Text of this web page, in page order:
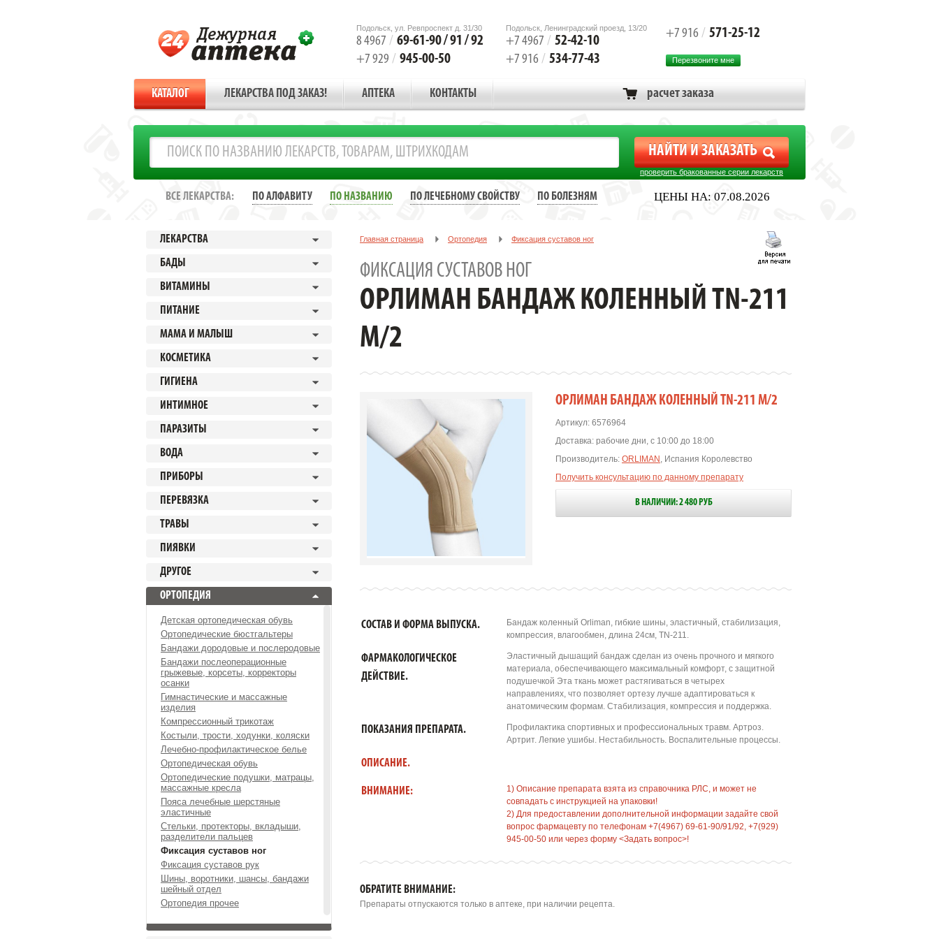
Подольск, ул. Ревпроспект д. 31/30
8 4967 / 69-61-90 / 91 / 92
+7 929 / 945-00-50
Подольск, Ленинградский проезд, 13/20
+7 4967 / 52-42-10
+7 916 / 534-77-43
+7 916 / 571-25-12
Перезвоните мне
КАТАЛОГ ЛЕКАРСТВА ПОД ЗАКАЗ! АПТЕКА КОНТАКТЫ расчет заказа
проверить бракованные серии лекарств
ЦЕНЫ НА: 07.08.2026
ВСЕ ЛЕКАРСТВА: ПО АЛФАВИТУ ПО НАЗВАНИЮ ПО ЛЕЧЕБНОМУ СВОЙСТВУ ПО БОЛЕЗНЯМ
ЛЕКАРСТВА
БАДЫ
ВИТАМИНЫ
ПИТАНИЕ
МАМА И МАЛЫШ
КОСМЕТИКА
ГИГИЕНА
ИНТИМНОЕ
ПАРАЗИТЫ
ВОДА
ПРИБОРЫ
ПЕРЕВЯЗКА
ТРАВЫ
ПИЯВКИ
ДРУГОЕ
ОРТОПЕДИЯ
Детская ортопедическая обувь
Ортопедические бюстгальтеры
Бандажи дородовые и послеродовые
Бандажи послеоперационные
грыжевые, корсеты, корректоры
осанки
Гимнастические и массажные
изделия
Компрессионный трикотаж
Костыли, трости, ходунки, коляски
Лечебно-профилактическое белье
Ортопедическая обувь
Ортопедические подушки, матрацы,
массажные кресла
Пояса лечебные шерстяные
эластичные
Стельки, протекторы, вкладыши,
разделители пальцев
Фиксация суставов ног
Фиксация суставов рук
Шины, воротники, шансы, бандажи
шейный отдел
Ортопедия прочее
Главная страница Ортопедия Фиксация суставов ног
ФИКСАЦИЯ СУСТАВОВ НОГ
ОРЛИМАН БАНДАЖ КОЛЕННЫЙ TN-211
М/2
ОРЛИМАН БАНДАЖ КОЛЕННЫЙ TN-211 М/2
Артикул: 6576964
Доставка: рабочие дни, с 10:00 до 18:00
Производитель: ORLIMAN , Испания Королевство
Получить консультацию по данному препарату
В НАЛИЧИИ: 2 480 РУБ
СОСТАВ И ФОРМА ВЫПУСКА.
Бандаж коленный Orliman, гибкие шины, эластичный, стабилизация,
компрессия, влагообмен, длина 24см, TN-211.
ФАРМАКОЛОГИЧЕСКОЕ
ДЕЙСТВИЕ.
Эластичный дышащий бандаж сделан из очень прочного и мягкого
материала, обеспечивающего максимальный комфорт, с защитной
подушечкой Эта ткань может растягиваться в четырех
направлениях, что позволяет ортезу лучше адаптироваться к
анатомическим формам. Стабилизация, компрессия и поддержка.
ПОКАЗАНИЯ ПРЕПАРАТА.
Профилактика спортивных и профессиональных травм. Артроз.
Артрит. Легкие ушибы. Нестабильность. Воспалительные процессы.
ОПИСАНИЕ.
ВНИМАНИЕ:
1) Описание препарата взята из справочника РЛС, и может не
совпадать с инструкцией на упаковки!
2) Для предоставлении дополнительной информации задайте свой
вопрос фармацевту по телефонам +7(4967) 69-61-90/91/92, +7(929)
945-00-50 или через форму <Задать вопрос>!
ОБРАТИТЕ ВНИМАНИЕ:
Препараты отпускаются только в аптеке, при наличии рецепта.